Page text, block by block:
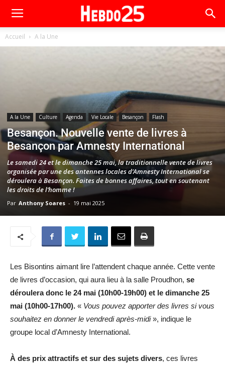
Accueil A la Une
A la Une Culture Agenda Vie Locale Besançon Flash
Besançon. Nouvelle vente de livres à
Besançon par Amnesty International
Le samedi 24 et le dimanche 25 mai, la traditionnelle vente de livres
organisée par une des antennes locales d’Amnesty International se
déroulera à Besançon. Faites de bonnes affaires, tout en soutenant
les droits de l’homme !
Par Anthony Soares - 19 mai 2025
Les Bisontins aimant lire l’attendent chaque année. Cette vente
de livres d’occasion, qui aura lieu à la salle Proudhon, se
déroulera donc le 24 mai (10h00-19h00) et le dimanche 25
mai (10h00-17h00). « Vous pouvez apporter des livres si vous
souhaitez en donner le vendredi après-midi», indique le
groupe local d’Amnesty International.
À des prix attractifs et sur des sujets divers, ces livres